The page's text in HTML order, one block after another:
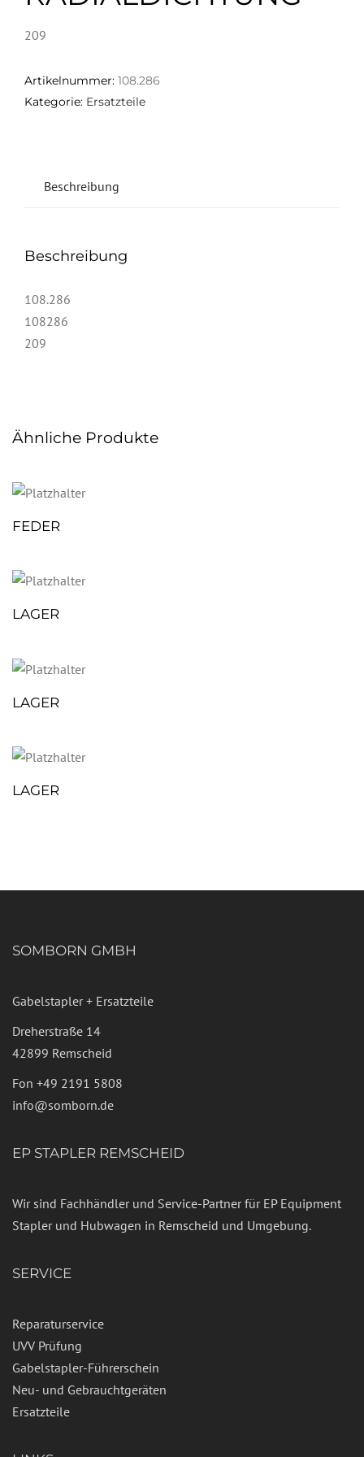
209
Artikelnummer: 108.286
Kategorie: Ersatzteile
Beschreibung
Beschreibung
108.286
108286
209
Ähnliche Produkte
FEDER
LAGER
LAGER
LAGER
SOMBORN GMBH
Gabelstapler + Ersatzteile
Dreherstraße 14
42899 Remscheid
Fon +49 2191 5808
info@somborn.de
EP STAPLER REMSCHEID
Wir sind Fachhändler und Service-Partner für EP Equipment
Stapler und Hubwagen in Remscheid und Umgebung.
SERVICE
Reparaturservice
UVV Prüfung
Gabelstapler-Führerschein
Neu- und Gebrauchtgeräten
Ersatzteile